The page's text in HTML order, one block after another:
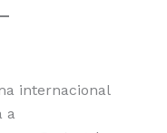
internacional
a